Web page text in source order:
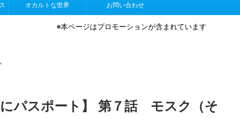
オカルトな世界 お問い合わせ
※本ページはプロモーションが含まれています
にパスポート】 第７話 モスク（そ